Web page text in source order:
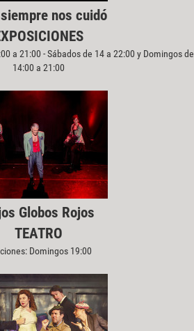
nos cuidó
a 21:00 - Sábados de 14 a 22:00 y Domingos de
14:00 a 21:00
Globos Rojos
TEATRO
Domingos 19:00